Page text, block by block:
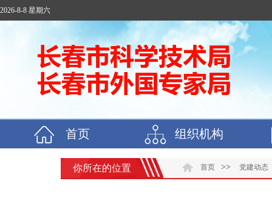
2026-8-8 星期六
首页 组织机构
你所在的位置 首页 >> 党建动态